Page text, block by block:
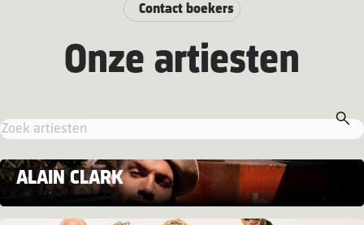
Contact boekers
Onze artiesten
ALAIN CLARK